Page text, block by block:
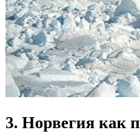
3. Норвегия как